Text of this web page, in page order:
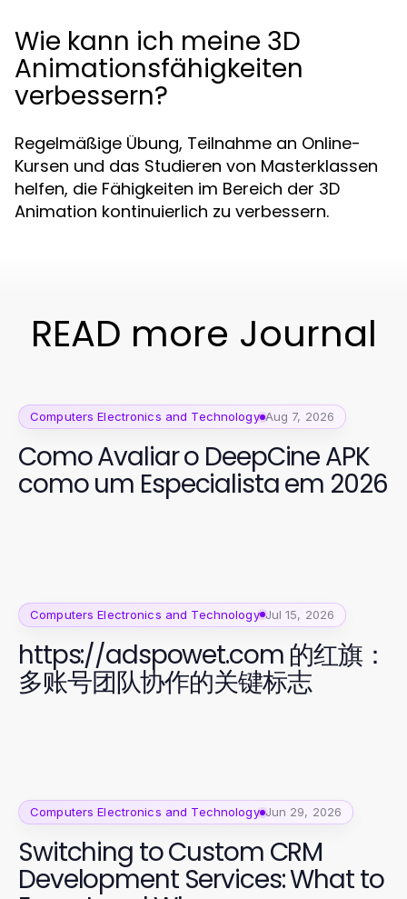
Wie kann ich meine 3D
Animationsfähigkeiten
verbessern?
Regelmäßige Übung, Teilnahme an Online-
Kursen und das Studieren von Masterklassen
helfen, die Fähigkeiten im Bereich der 3D
Animation kontinuierlich zu verbessern.
READ more Journal
Computers Electronics and Technology Aug 7, 2026
Como Avaliar o DeepCine APK
como um Especialista em 2026
Computers Electronics and Technology Jul 15, 2026
https://adspowet.com 的红旗：
多账号团队协作的关键标志
Computers Electronics and Technology Jun 29, 2026
Switching to Custom CRM
Development Services: What to